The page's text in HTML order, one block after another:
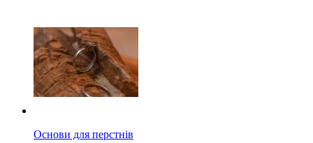
Основи для перстнів